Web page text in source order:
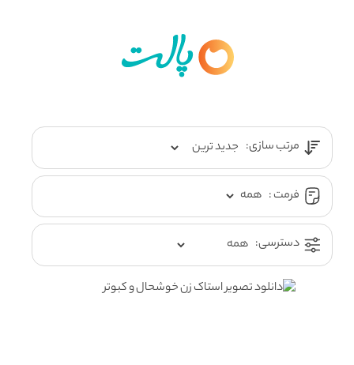
مرتب سازی:
فرمت :
دسترسی: